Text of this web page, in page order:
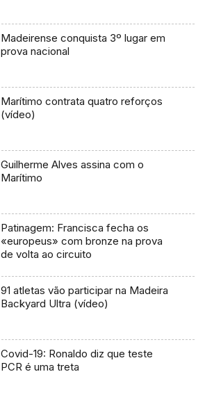
Madeirense conquista 3º lugar em
prova nacional
Marítimo contrata quatro reforços
(vídeo)
Guilherme Alves assina com o
Marítimo
Patinagem: Francisca fecha os
«europeus» com bronze na prova
de volta ao circuito
91 atletas vão participar na Madeira
Backyard Ultra (vídeo)
Covid-19: Ronaldo diz que teste
PCR é uma treta